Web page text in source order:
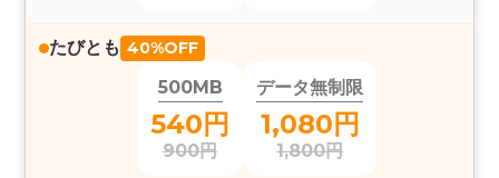
たびとも 40%OFF
500MB
540円
900円
データ無制限
1,080円
1,800円